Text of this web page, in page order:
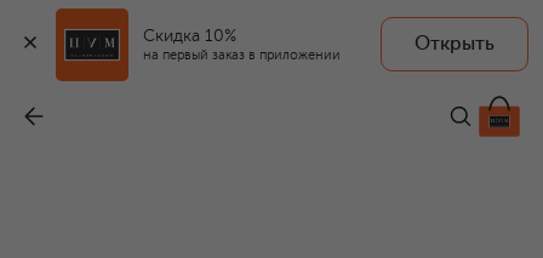
Скидка 10%
на первый заказ в приложении
Открыть
75 650 ₽